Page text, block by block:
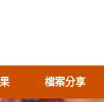
檔案分享